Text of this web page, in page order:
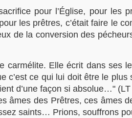
pour l’Église, pour
les prêtres, c’était faire le
de la conversion des
Elle écrit dans ses
ce qui lui doit être le plus
d’une façon si absolue…" (LT
des Prêtres, ces âmes
saints… Prions, souffrons